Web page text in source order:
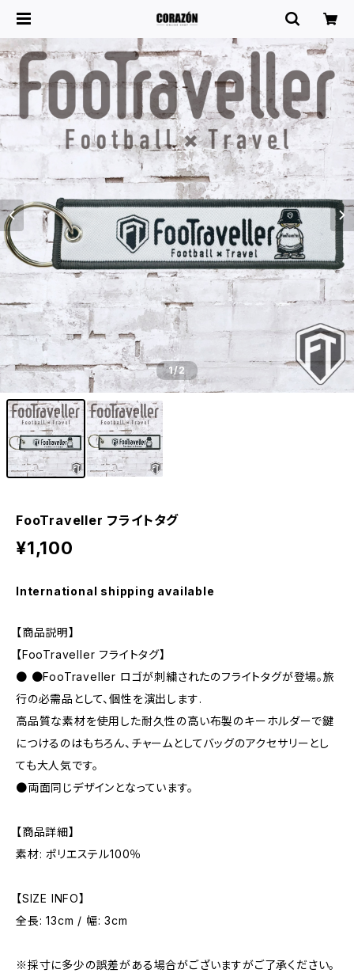
1/2
FooTraveller フライトタグ
¥1,100
International shipping available
【商品説明】
【FooTraveller フライトタグ】
● ●FooTraveller ロゴが刺繍されたのフライトタグが登場。旅
行の必需品として、個性を演出します.
高品質な素材を使用した耐久性の高い布製のキーホルダーで鍵
につけるのはもちろん、チャームとしてバッグのアクセサリーとし
ても大人気です。
●両面同じデザインとなっています。
【商品詳細】
素材: ポリエステル100％
【SIZE INFO】
全長: 13cm / 幅: 3cm
※採寸に多少の誤差がある場合がございますがご了承ください。